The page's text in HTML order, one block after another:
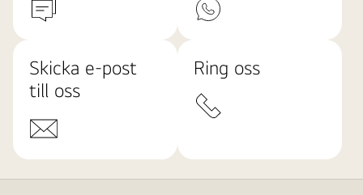
Skicka e-post
till oss
Ring oss